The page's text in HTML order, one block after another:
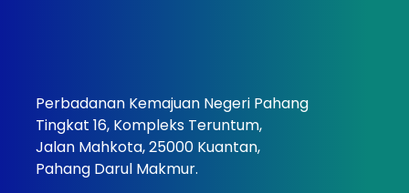
Perbadanan Kemajuan Negeri Pahang
Tingkat 16, Kompleks Teruntum,
Jalan Mahkota, 25000 Kuantan,
Pahang Darul Makmur.